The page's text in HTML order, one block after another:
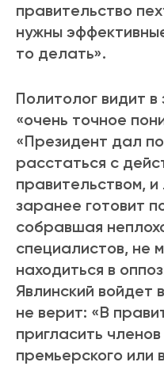
правительство
нужны
то делать».
Политолог видит в
«очень точное
«Президент дал
расстаться с
правительством,
заранее готовит
собравшая
специалистов, не
находиться в
Явлинский войдет
не верит: «В
пригласить
премьерского или